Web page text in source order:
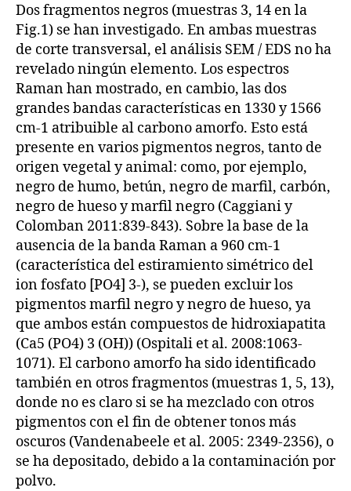
Dos fragmentos negros (muestras 3, 14 en la
Fig.1) se han investigado. En ambas muestras
de corte transversal, el análisis SEM / EDS no ha
revelado ningún elemento. Los espectros
Raman han mostrado, en cambio, las dos
grandes bandas características en 1330 y 1566
cm-1 atribuible al carbono amorfo. Esto está
presente en varios pigmentos negros, tanto de
origen vegetal y animal: como, por ejemplo,
negro de humo, betún, negro de marfil, carbón,
negro de hueso y marfil negro (Caggiani y
Colomban 2011:839-843). Sobre la base de la
ausencia de la banda Raman a 960 cm-1
(característica del estiramiento simétrico del
ion fosfato [PO4] 3-), se pueden excluir los
pigmentos marfil negro y negro de hueso, ya
que ambos están compuestos de hidroxiapatita
(Ca5 (PO4) 3 (OH)) (Ospitali et al. 2008:1063-
1071). El carbono amorfo ha sido identificado
también en otros fragmentos (muestras 1, 5, 13),
donde no es claro si se ha mezclado con otros
pigmentos con el fin de obtener tonos más
oscuros (Vandenabeele et al. 2005: 2349-2356), o
se ha depositado, debido a la contaminación por
polvo.